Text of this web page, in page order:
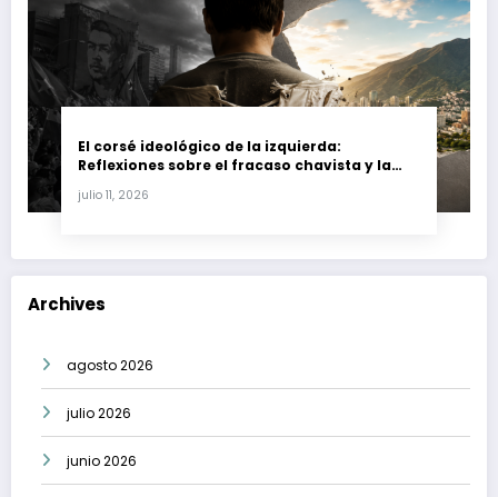
El corsé ideológico de la izquierda:
Reflexiones sobre el fracaso chavista y la
julio 11, 2026
Archives
agosto 2026
julio 2026
junio 2026